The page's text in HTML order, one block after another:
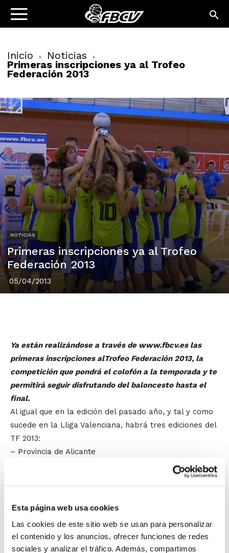
Esta página web usa cookies
Las cookies de este sitio web se usan para personalizar
el contenido y los anuncios, ofrecer funciones de redes
sociales y analizar el tráfico. Además, compartimos
Inicio Noticias
Primeras inscripciones ya al Trofeo
Federación 2013
NOTICIAS
Primeras inscripciones ya al Trofeo
Federación 2013
05/04/2013
Ya están realizándose a través de www.fbcv.es las
primeras inscripciones alTrofeo Federación 2013, la
competición que pondrá el colofón a la temporada y te
permitirá seguir disfrutando del baloncesto hasta el
final.
Al igual que en la edición del pasado año, y tal y como
sucede en la Lliga Valenciana, habrá tres ediciones del
TF 2013:
– Provincia de Alicante
presenta con otros muchos atractivos,
como la libre inscripción de jugadores/as,
la elección de categorías o el coste, que